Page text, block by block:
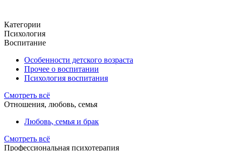
Категории
Психология
Воспитание
Особенности детского возраста
Прочее о воспитании
Психология воспитания
Смотреть всё
Отношения, любовь, семья
Любовь, семья и брак
Смотреть всё
Профессиональная психотерапия